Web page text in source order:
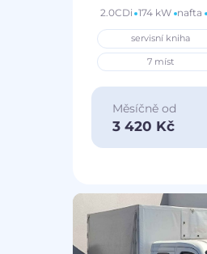
2.0CDi 174 kW nafta
servisní kniha
7 míst
Měsíčně od
3 420 Kč